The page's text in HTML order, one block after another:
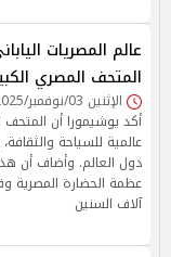
عالم المصريات
المتحف المصري
الإثنين 03/نوفمبر/2025 - 11:52 م
أكد يوشيمورا أن
عالمية للسياحة
دول العالم. وأضاف أن
عظمة الحضارة المصرية
آلاف السنين